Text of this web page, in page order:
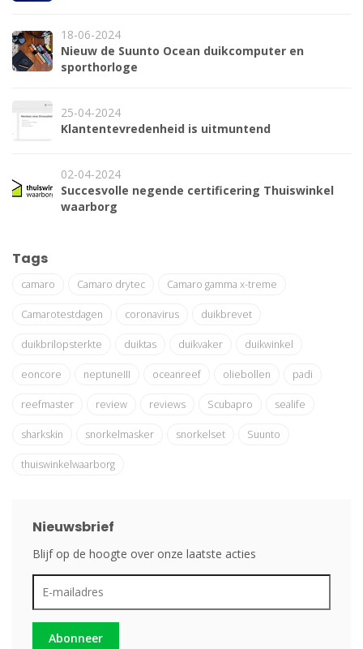
18-06-2024
Nieuw de Suunto Ocean duikcomputer en
sporthorloge
25-04-2024
Klantentevredenheid is uitmuntend
02-04-2024
Succesvolle negende certificering Thuiswinkel
waarborg
Tags
camaro Camaro drytec Camaro gamma x-treme
Camarotestdagen coronavirus duikbrevet
duikbrilopsterkte duiktas duikvaker duikwinkel
eoncore neptuneIII oceanreef oliebollen padi
reefmaster review reviews Scubapro sealife
sharkskin snorkelmasker snorkelset Suunto
thuiswinkelwaarborg
Nieuwsbrief
Blijf op de hoogte over onze laatste acties
Abonneer